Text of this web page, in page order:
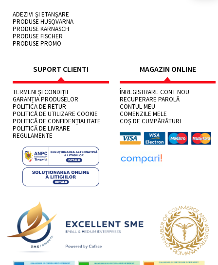
ADEZIVI ȘI ETANȘARE
PRODUSE HUSQVARNA
PRODUSE KARNASCH
PRODUSE FISCHER
PRODUSE PROMO
SUPORT CLIENTI
TERMENI ȘI CONDIȚII
GARANȚIA PRODUSELOR
POLITICA DE RETUR
POLITICĂ DE UTILIZARE COOKIE
POLITICĂ DE CONFIDENȚIALITATE
POLITICĂ DE LIVRARE
REGULAMENTE
MAGAZIN ONLINE
ÎNREGISTRARE CONT NOU
RECUPERARE PAROLĂ
CONTUL MEU
COMENZILE MELE
COȘ DE CUMPĂRĂTURI